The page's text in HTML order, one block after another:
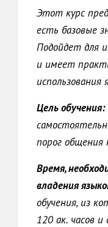
Этот курс
есть базовые
Подойдет для
и имеет
использования
Цель обучения:
порог общения
Время,
владения
обучения, из
120 ак. часов